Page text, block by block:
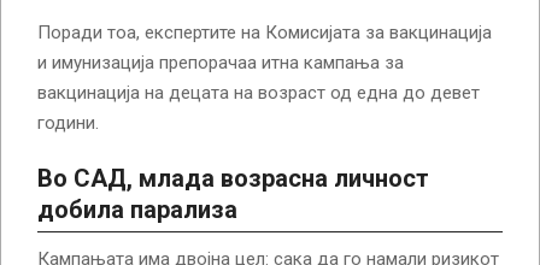
Поради тоа, експертите на Комисијата за вакцинација
и имунизација препорачаа итна кампања за
вакцинација на децата на возраст од една до девет
години.
Во САД, младa возрасна личност
добила парализа
Кампањата има двојна цел: сака да го намали ризикот